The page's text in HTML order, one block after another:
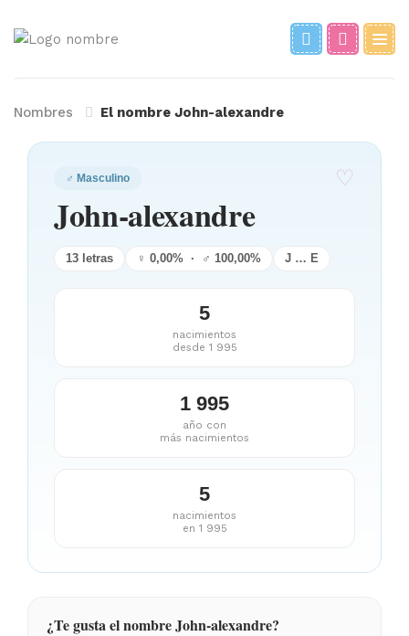
Nombres El nombre John-alexandre
♂ Masculino ♡
John-alexandre
13 letras ♀ 0,00% · ♂ 100,00% J … E
5
nacimientos
desde 1 995
1 995
año con
más nacimientos
5
nacimientos
en 1 995
¿Te gusta el nombre John-alexandre?